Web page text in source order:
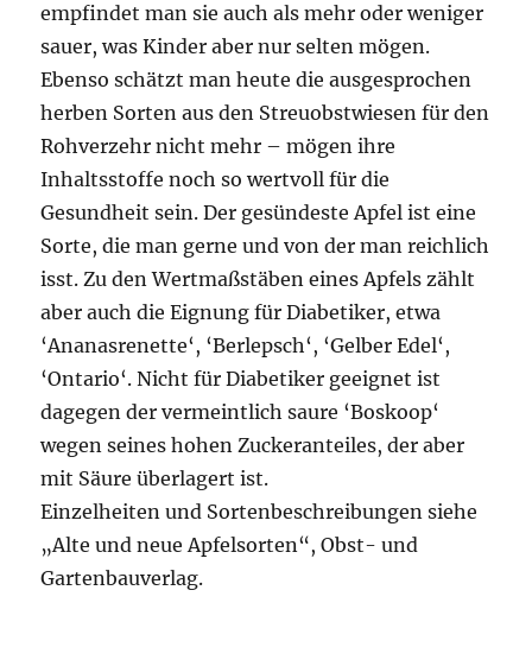
empfindet man sie auch als mehr oder weniger
sauer, was Kinder aber nur selten mögen.
Ebenso schätzt man heute die ausgesprochen
herben Sorten aus den Streuobstwiesen für den
Rohverzehr nicht mehr – mögen ihre
Inhaltsstoffe noch so wertvoll für die
Gesundheit sein. Der gesündeste Apfel ist eine
Sorte, die man gerne und von der man reichlich
isst. Zu den Wertmaßstäben eines Apfels zählt
aber auch die Eignung für Diabetiker, etwa
‘Ananasrenette‘, ‘Berlepsch‘, ‘Gelber Edel‘,
‘Ontario‘. Nicht für Diabetiker geeignet ist
dagegen der vermeintlich saure ‘Boskoop‘
wegen seines hohen Zuckeranteiles, der aber
mit Säure überlagert ist.
Einzelheiten und Sortenbeschreibungen siehe
„Alte und neue Apfelsorten“, Obst- und
Gartenbauverlag.